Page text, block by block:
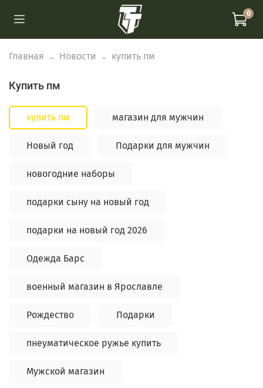
0
Главная Новости купить пм
купить пм
купить пм магазин для мужчин
Новый год Подарки для мужчин
новогодние наборы
подарки сыну на новый год
подарки на новый год 2026
Одежда Барс
военный магазин в Ярославле
Рождество Подарки
пнеуматическое ружье купить
Мужской магазин